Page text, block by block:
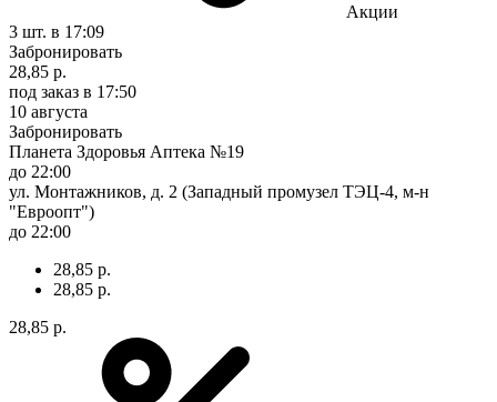
Акции
3 шт. в 17:09
Забронировать
28,85 р.
под заказ в 17:50
10 августа
Забронировать
Планета Здоровья Аптека №19
до 22:00
ул. Монтажников, д. 2 (Западный промузел ТЭЦ-4, м-н
"Евроопт")
до 22:00
28,85 р.
28,85 р.
28,85 р.